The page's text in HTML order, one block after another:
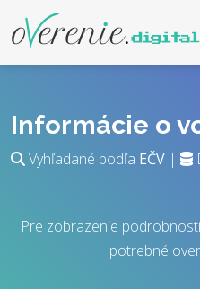
Informácie o
Vyhľadané podľa EČV |
Pre zobrazenie
potrebné